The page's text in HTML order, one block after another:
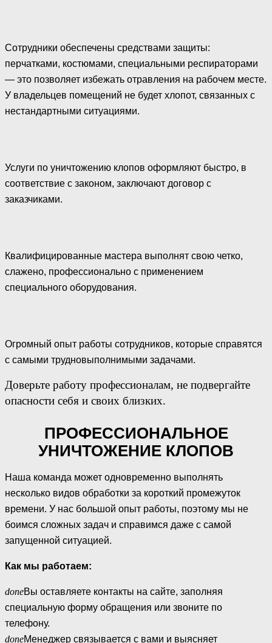
Сотрудники обеспечены средствами защиты:
перчатками, костюмами, специальными респираторами
— это позволяет избежать отравления на рабочем месте.
У владельцев помещений не будет хлопот, связанных с
нестандартными ситуациями.
Услуги по уничтожению клопов оформляют быстро, в
соответствие с законом, заключают договор с
заказчиками.
Квалифицированные мастера выполнят свою четко,
слажено, профессионально с применением
специального оборудования.
Огромный опыт работы сотрудников, которые справятся
с самыми трудновыполнимыми задачами.
Доверьте работу профессионалам, не подвергайте
опасности себя и своих близких.
ПРОФЕССИОНАЛЬНОЕ
УНИЧТОЖЕНИЕ КЛОПОВ
Наша команда может одновременно выполнять
несколько видов обработки за короткий промежуток
времени. У нас большой опыт работы, поэтому мы не
боимся сложных задач и справимся даже с самой
запущенной ситуацией.
Как мы работаем:
doneВы оставляете контакты на сайте, заполняя
специальную форму обращения или звоните по
телефону.
doneМенеджер связывается с вами и выясняет